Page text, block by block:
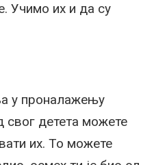
Учимо их и да су
у проналажењу
свог детета можете
их. То можете